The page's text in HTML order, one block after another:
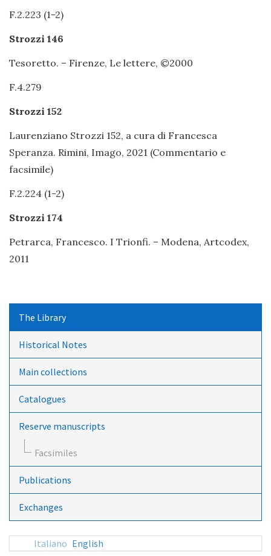
F.2.223 (1-2)
Strozzi 146
Tesoretto. – Firenze, Le lettere, ©2000
F.4.279
Strozzi 152
Laurenziano Strozzi 152, a cura di Francesca
Speranza. Rimini, Imago, 2021 (Commentario e
facsimile)
F.2.224 (1-2)
Strozzi 174
Petrarca, Francesco. I Trionfi. – Modena, Artcodex,
2011
The Library
Historical Notes
Main collections
Catalogues
Reserve manuscripts
Facsimiles
Publications
Exchanges
Italiano English